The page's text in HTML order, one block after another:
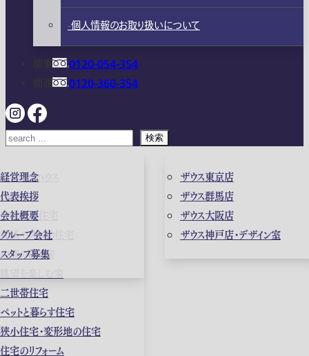
ガレージハウス
高級住宅
店舗併用住宅
和風モダンの住宅
中庭のある家
二世帯住宅
ペットと暮らす住宅
狭小住宅・変形地の住宅
住宅のリフォーム
経営理念
代表挨拶
会社概要
グループ会社
スタッフ募集
ザウス東京店
ザウス群馬店
ザウス大阪店
ザウス神戸店・デザイン室
個人情報のお取り扱いについて
0120-054-354
0120-360-354
検索